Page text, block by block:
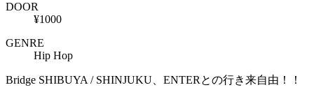
DOOR
¥1000
GENRE
Hip Hop
Bridge SHIBUYA / SHINJUKU、ENTERとの行き来自由！！